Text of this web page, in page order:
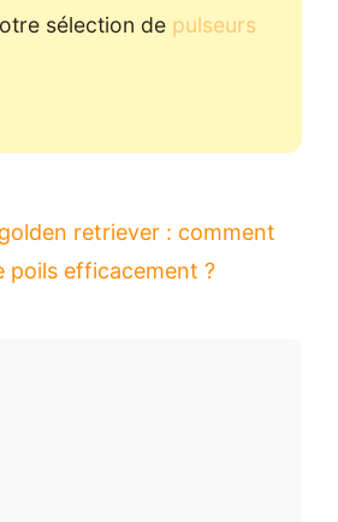
sélection de pulseurs
retriever : comment
poils efficacement ?